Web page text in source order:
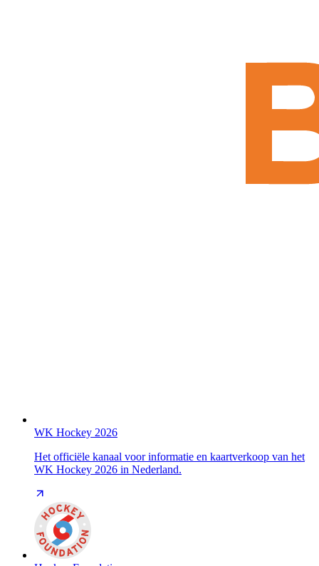
WK Hockey 2026
Het officiële kanaal voor informatie en kaartverkoop van het
WK Hockey 2026 in Nederland.